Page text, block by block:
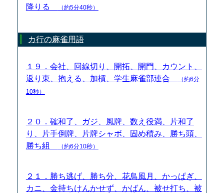
降りる （約5分40秒）
カ行の麻雀用語
１９．会社、回線切り、開拓、開門、カウント、
返り東、抱える、加槓、学生麻雀部連合
（約6分
10秒）
２０．確和了、ガジ、風牌、数え役満、片和了
り、片手倒牌、片牌シャボ、固め積み、勝ち頭、
勝ち組
（約6分10秒）
２１．勝ち逃げ、勝ち分、花鳥風月、かっぱぎ、
カニ、金持ちけんかせず、かばん、被せ打ち、被